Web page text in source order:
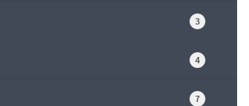
3
4
7